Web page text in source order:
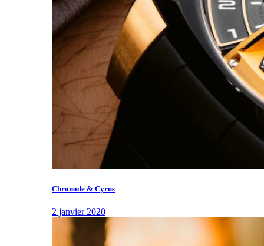
Chronode & Cyrus
2 janvier 2020